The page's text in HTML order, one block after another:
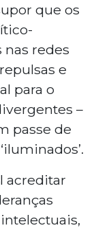
que os
nas redes
e
para o
–
passe de
acreditar